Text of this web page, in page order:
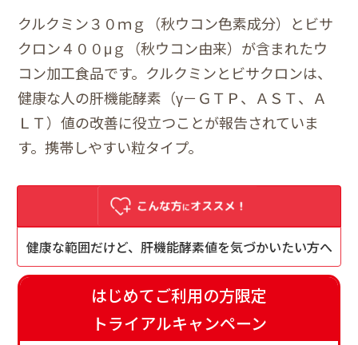
クルクミン３０ｍｇ（秋ウコン色素成分）とビサ
クロン４００μｇ（秋ウコン由来）が含まれたウ
コン加工食品です。クルクミンとビサクロンは、
健康な人の肝機能酵素（γ－ＧＴＰ、ＡＳＴ、Ａ
ＬＴ）値の改善に役立つことが報告されていま
す。携帯しやすい粒タイプ。
健康な範囲だけど、肝機能酵素値を気づかいたい方へ
はじめてご利用の方限定
トライアルキャンペーン